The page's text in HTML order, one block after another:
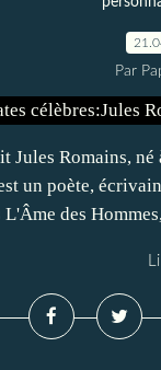
Par
Jules Romains,
un poète,
des